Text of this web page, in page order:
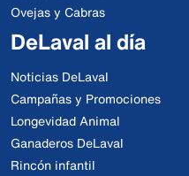
Ovejas y Cabras
DeLaval al día
Noticias DeLaval
Campañas y Promociones
Longevidad Animal
Ganaderos DeLaval
Rincón infantil